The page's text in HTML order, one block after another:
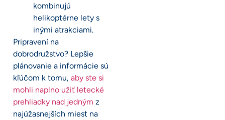
kombinujú
helikoptérne lety s
inými atrakciami.
Pripravení na
dobrodružstvo? Lepšie
plánovanie a informácie sú
kľúčom k tomu, aby ste si
mohli naplno užiť letecké
prehliadky nad jedným z
najúžasnejších miest na